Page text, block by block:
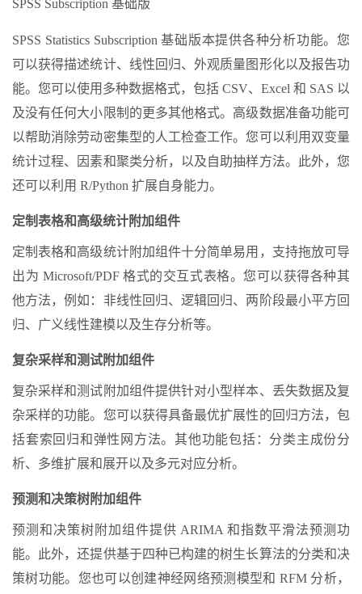
SPSS Subscription 基础版
SPSS Statistics Subscription 基础版本提供各种分析功能。您
可以获得描述统计、线性回归、外观质量图形化以及报告功
能。您可以使用多种数据格式，包括 CSV、Excel 和 SAS 以
及没有任何大小限制的更多其他格式。高级数据准备功能可
以帮助消除劳动密集型的人工检查工作。您可以利用双变量
统计过程、因素和聚类分析，以及自助抽样方法。此外，您
还可以利用 R/Python 扩展自身能力。
定制表格和高级统计附加组件
定制表格和高级统计附加组件十分简单易用，支持拖放可导
出为 Microsoft/PDF 格式的交互式表格。您可以获得各种其
他方法，例如：非线性回归、逻辑回归、两阶段最小平方回
归、广义线性建模以及生存分析等。
复杂采样和测试附加组件
复杂采样和测试附加组件提供针对小型样本、丢失数据及复
杂采样的功能。您可以获得具备最优扩展性的回归方法，包
括套索回归和弹性网方法。其他功能包括：分类主成份分
析、多维扩展和展开以及多元对应分析。
预测和决策树附加组件
预测和决策树附加组件提供 ARIMA 和指数平滑法预测功
能。此外，还提供基于四种已构建的树生长算法的分类和决
策树功能。您也可以创建神经网络预测模型和 RFM 分析，